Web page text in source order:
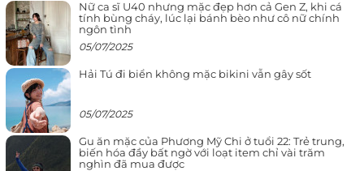
Nữ ca sĩ U40 nhưng mặc đẹp hơn cả Gen Z, khi cá
tính bùng cháy, lúc lại bánh bèo như cô nữ chính
ngôn tình
05/07/2025
Hải Tú đi biển không mặc bikini vẫn gây sốt
05/07/2025
Gu ăn mặc của Phương Mỹ Chi ở tuổi 22: Trẻ trung,
biến hóa đầy bất ngờ với loạt item chỉ vài trăm
nghìn đã mua được